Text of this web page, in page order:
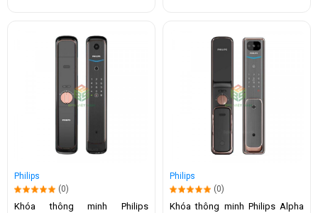
Philips
(0)
Khóa thông minh Philips
Philips
(0)
Khóa thông minh Philips Alpha